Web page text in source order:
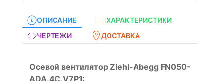
ОПИСАНИЕ
ХАРАКТЕРИСТИКИ
ЧЕРТЕЖИ
ДОСТАВКА
Осевой вентилятор Ziehl-Abegg FN050-
ADA.4C.V7P1: